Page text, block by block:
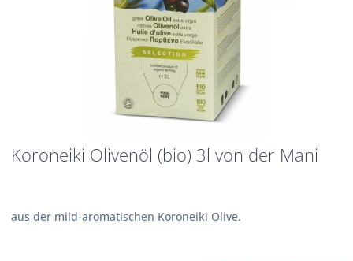
Koroneiki Olivenöl (bio) 3l von der Mani
aus der mild-aromatischen Koroneiki Olive.